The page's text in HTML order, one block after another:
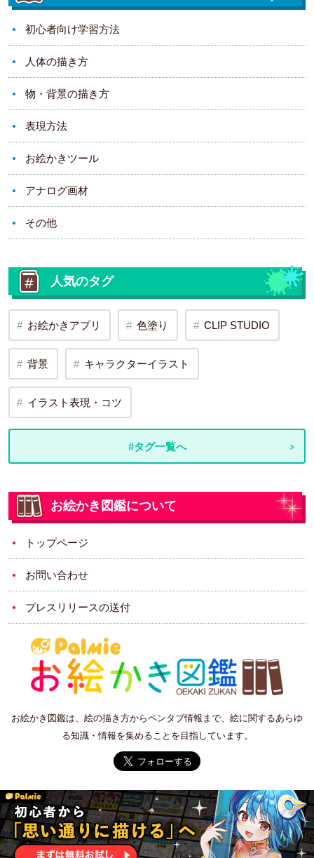
初心者向け学習方法
人体の描き方
物・背景の描き方
表現方法
お絵かきツール
アナログ画材
その他
人気のタグ
お絵かきアプリ 色塗り CLIP STUDIO
背景 キャラクターイラスト
イラスト表現・コツ
#タグ一覧へ
お絵かき図鑑について
トップページ
お問い合わせ
プレスリリースの送付
お絵かき図鑑は、絵の描き方からペンタブ情報まで、絵に関するあらゆ
る知識・情報を集めることを目指しています。